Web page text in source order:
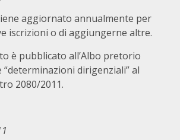
aggiornato annualmente per
iscrizioni o di aggiungerne altre.
è pubblicato all’Albo pretorio
“determinazioni dirigenziali” al
2080/2011.